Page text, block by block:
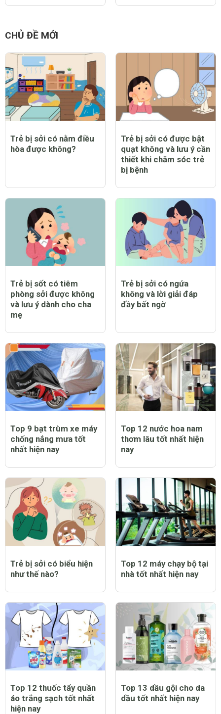
CHỦ ĐỀ MỚI
Trẻ bị sởi có nằm điều
hòa được không?
Trẻ bị sởi có được bật
quạt không và lưu ý cần
thiết khi chăm sóc trẻ
bị bệnh
Trẻ bị sốt có tiêm
phòng sởi được không
và lưu ý dành cho cha
mẹ
Trẻ bị sởi có ngứa
không và lời giải đáp
đầy bất ngờ
Top 9 bạt trùm xe máy
chống nắng mưa tốt
nhất hiện nay
Top 12 nước hoa nam
thơm lâu tốt nhất hiện
nay
Trẻ bị sởi có biểu hiện
như thế nào?
Top 12 máy chạy bộ tại
nhà tốt nhất hiện nay
Top 12 thuốc tẩy quần
áo trắng sạch tốt nhất
hiện nay
Top 13 dầu gội cho da
dầu tốt nhất hiện nay